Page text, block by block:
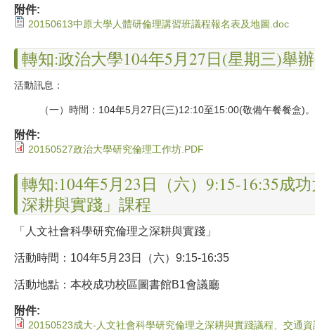
附件:
20150613中原大學人體研倫理講習班議程報名表及地圖.doc
轉知:政治大學104年5月27日(星期三)舉
活動訊息：
（一）時間：104年5月27日(三)12:10至15:00(敬備午餐餐盒)。
附件:
20150527政治大學研究倫理工作坊.PDF
轉知:104年5月23日（六）9:15-16:35成
深耕與實踐」課程
「人文社會科學研究倫理之深耕與實踐」
活動時間：104年5月23日（六）9:15-16:35
活動地點：本校成功校區圖書館B1會議廳
附件:
20150523成大-人文社會科學研究倫理之深耕與實踐議程、交通